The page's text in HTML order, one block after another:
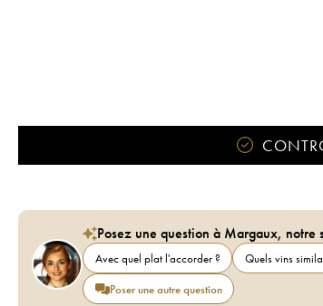
Posez une question à Margaux, notre
Avec quel plat l'accorder ? Quels vins
Poser une autre question